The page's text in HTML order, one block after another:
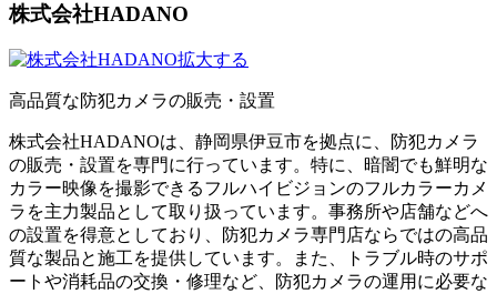
株式会社HADANO
拡大する
高品質な防犯カメラの販売・設置
株式会社HADANOは、静岡県伊豆市を拠点に、防犯カメラ
の販売・設置を専門に行っています。​特に、暗闇でも鮮明な
カラー映像を撮影できるフルハイビジョンのフルカラーカメ
ラを主力製品として取り扱っています。​事務所や店舗などへ
の設置を得意としており、防犯カメラ専門店ならではの高品
質な製品と施工を提供しています。​また、トラブル時のサポ
ートや消耗品の交換・修理など、防犯カメラの運用に必要な